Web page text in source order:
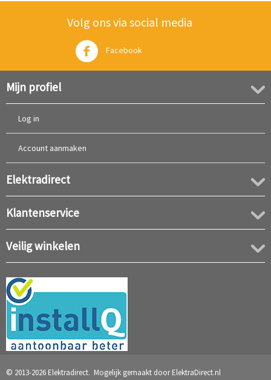
Volg ons via social media
Facebook
Mijn profiel
Log in
Account aanmaken
Elektradirect
Klantenservice
Veilig winkelen
© 2013-2026 Elektradirect. Mogelijk gemaakt doorElektraDirect.nl